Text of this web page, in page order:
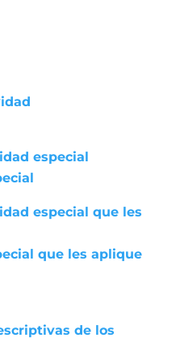
especial
especial que les
que les aplique
de los